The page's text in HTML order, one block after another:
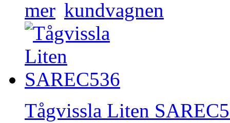
Tågvissla Liten